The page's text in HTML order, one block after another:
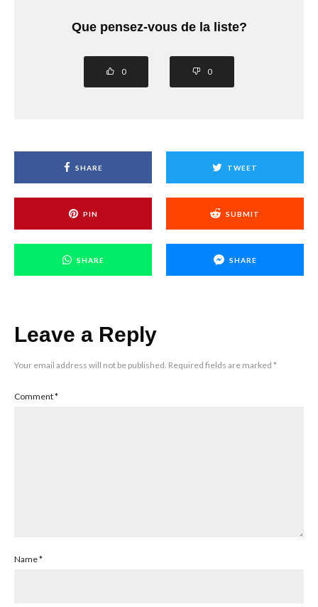
Que pensez-vous de la liste?
0 0
SHARE TWEET
PIN SUBMIT
SHARE SHARE
Leave a Reply
Your email address will not be published. Required fields are marked *
Comment*
Name*